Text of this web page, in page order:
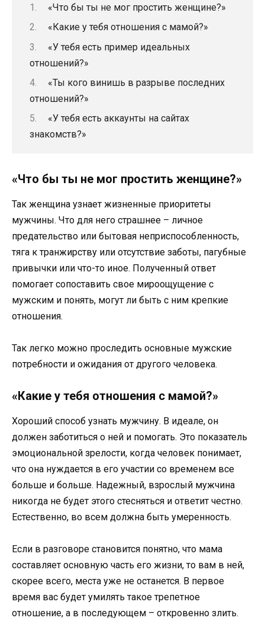
«Что бы ты не мог простить женщине?»
«Какие у тебя отношения с мамой?»
«У тебя есть пример идеальных
отношений?»
«Ты кого винишь в разрыве последних
отношений?»
«У тебя есть аккаунты на сайтах
знакомств?»
«Что бы ты не мог простить женщине?»
Так женщина узнает жизненные приоритеты
мужчины. Что для него страшнее – личное
предательство или бытовая неприспособленность,
тяга к транжирству или отсутствие заботы, пагубные
привычки или что-то иное. Полученный ответ
помогает сопоставить свое мироощущение с
мужским и понять, могут ли быть с ним крепкие
отношения.
Так легко можно проследить основные мужские
потребности и ожидания от другого человека.
«Какие у тебя отношения с мамой?»
Хороший способ узнать мужчину. В идеале, он
должен заботиться о ней и помогать. Это показатель
эмоциональной зрелости, когда человек понимает,
что она нуждается в его участии со временем все
больше и больше. Надежный, взрослый мужчина
никогда не будет этого стесняться и ответит честно.
Естественно, во всем должна быть умеренность.
Если в разговоре становится понятно, что мама
составляет основную часть его жизни, то вам в ней,
скорее всего, места уже не останется. В первое
время вас будет умилять такое трепетное
отношение, а в последующем – откровенно злить.